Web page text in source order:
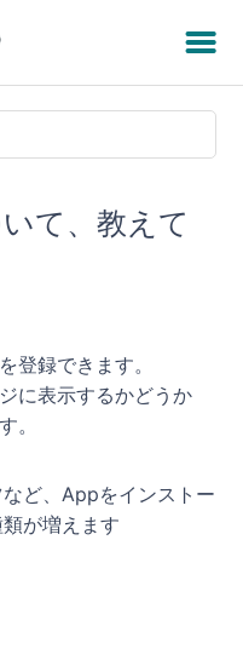
て、教えて
登録できます。
に表示するかどうか
。
ど、Appをインストー
が増えます